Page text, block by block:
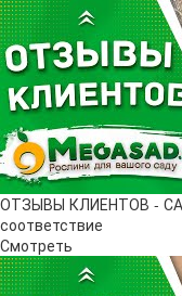
ОТЗЫВЫ КЛИЕНТОВ -
соответствие
Смотреть